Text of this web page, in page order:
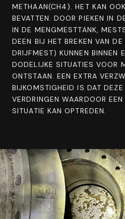
METHAAN(CH4). HET KAN
BEVATTEN. DOOR PIEKEN IN
IN DE MENGMESTTANK,
DEEN BIJ HET BREKEN VAN
DRIJFMEST) KUNNEN BINNEN
DODELIJKE SITUATIES VOOR
ONTSTAAN. EEN EXTRA
BIJKOMSTIGHEID IS DAT
VERDRINGEN WAARDOOR
SITUATIE KAN OPTREDEN.